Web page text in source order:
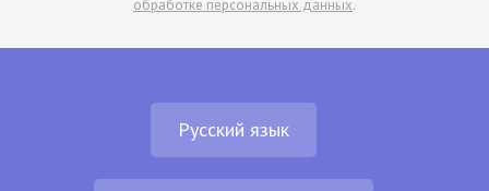
обработке персональных данных.
Русский язык